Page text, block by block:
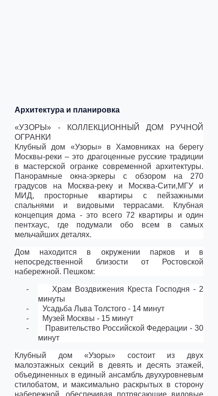
Архитектура и планировка
«УЗОРЫ» - КОЛЛЕКЦИОННЫЙ ДОМ РУЧНОЙ
ОГРАНКИ
Клубный дом «Узоры» в Хамовниках на берегу
Москвы-реки – это драгоценные русские традиции
в мастерской огранке современной архитектуры.
Панорамные окна-эркеры с обзором на 270
градусов на Москва-реку и Москва-Сити,МГУ и
МИД, просторные квартиры с пейзажными
спальнями и видовыми террасами. Клубная
концепция дома - это всего 72 квартиры и один
пентхаус, где подумали обо всем в самых
мельчайших деталях.
Дом находится в окружении парков и в
непосредственной близости от Ростовской
набережной. Пешком:
-
Храм Воздвижения Креста Господня - 2
минуты
-
Усадьба Льва Толстого - 14 минут
-
Музей Москвы - 15 минут
-
Правительство Российской Федерации - 30
минут
Клубный дом «Узоры» состоит из двух
малоэтажных секций в девять и десять этажей,
объединенных в единый ансамбль двухуровневым
стилобатом, и максимально раскрытых в сторону
набережной, обеспечивая потрясающие видовые